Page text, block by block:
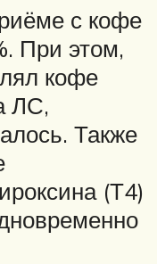
с кофе
При этом,
кофе
ЛС,
Также
(Т4)